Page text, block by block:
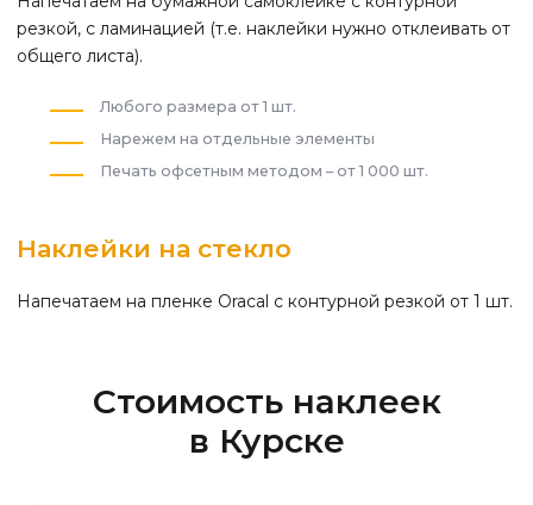
резкой, с ламинацией (т.е. наклейки нужно отклеивать от
общего листа).
Любого размера от 1 шт.
Нарежем на отдельные элементы
Печать офсетным методом – от 1 000 шт.
Наклейки на стекло
Напечатаем на пленке Oracal с контурной резкой от 1 шт.
Стоимость наклеек
в Курске